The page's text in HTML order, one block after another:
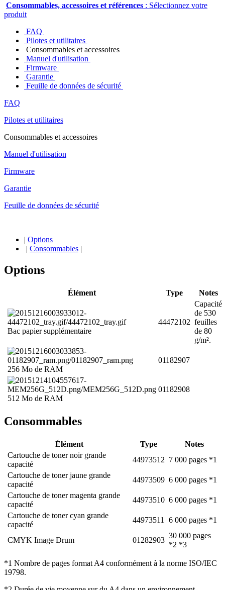
Consommables, accessoires et références : Sélectionnez votre
produit
FAQ
Pilotes et utilitaires
Consommables et accessoires
Manuel d'utilisation
Firmware
Garantie
Feuille de données de sécurité
FAQ
Pilotes et utilitaires
Consommables et accessoires
Manuel d'utilisation
Firmware
Garantie
Feuille de données de sécurité
| Options
| Consommables |
Options
Élément Type Notes
Bac papier supplémentaire
44472102
Capacité
de 530
feuilles
de 80
g/m².
256 Mo de RAM
01182907
512 Mo de RAM
01182908
Consommables
Élément Type
Notes
Cartouche de toner noir grande
capacité
44973512 7 000 pages *1
Cartouche de toner jaune grande
capacité
44973509 6 000 pages *1
Cartouche de toner magenta grande
capacité
44973510 6 000 pages *1
Cartouche de toner cyan grande
capacité
44973511 6 000 pages *1
CMYK Image Drum 01282903
30 000 pages
*2 *3
*1 Nombre de pages format A4 conformément à la norme ISO/IEC
19798.